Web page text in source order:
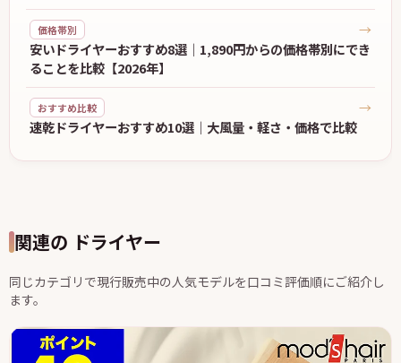
価格帯別
安いドライヤーおすすめ8選｜1,890円からの価格帯別にでき
ることを比較【2026年】
→
おすすめ比較
速乾ドライヤーおすすめ10選｜大風量・軽さ・価格で比較
→
関連の ドライヤー
同じカテゴリで現行販売中の人気モデルを口コミ評価順にご紹介し
ます。